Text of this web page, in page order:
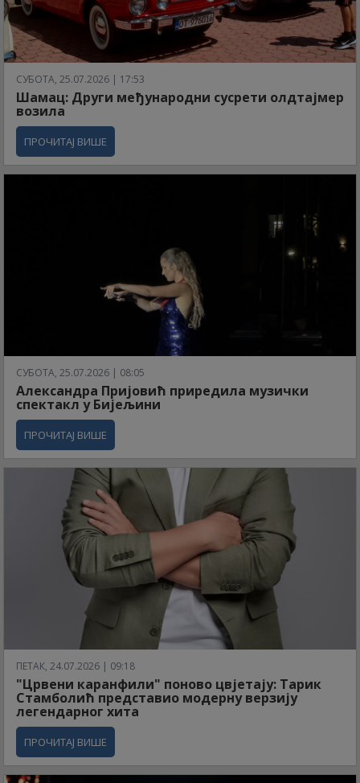
СУБОТА, 25.07.2026 | 17:53
Шамац: Други међународни сусрети олдтајмер
возила
ПРОЧИТАЈ ВИШЕ
СУБОТА, 25.07.2026 | 08:05
Александра Пријовић приредила музички
спектакл у Бијељини
ПРОЧИТАЈ ВИШЕ
ПЕТАК, 24.07.2026 | 09:18
"Црвени каранфили" поново цвјетају: Тарик
Стамболић представио модерну верзију
легендарног хита
ПРОЧИТАЈ ВИШЕ